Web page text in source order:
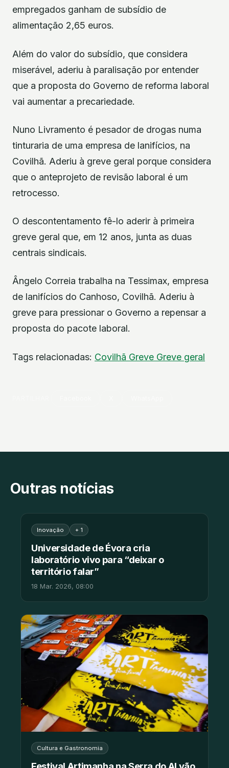
empregados ganham de subsídio de
alimentação 2,65 euros.
Além do valor do subsídio, que considera
miserável, aderiu à paralisação por entender
que a proposta do Governo de reforma laboral
vai aumentar a precariedade.
Nuno Livramento é pesador de drogas numa
tinturaria de uma empresa de lanifícios, na
Covilhã. Aderiu à greve geral porque considera
que o anteprojeto de revisão laboral é um
retrocesso.
O descontentamento fê-lo aderir à primeira
greve geral que, em 12 anos, junta as duas
centrais sindicais.
Ângelo Correia trabalha na Tessimax, empresa
de lanifícios do Canhoso, Covilhã. Aderiu à
greve para pressionar o Governo a repensar a
proposta do pacote laboral.
Tags relacionadas: Covilhã Greve Greve geral
Outras notícias
Inovação + 1
Universidade de Évora cria
laboratório vivo para “deixar o
território falar”
18 Mar. 2026, 08:00
Cultura e Gastronomia
Festival Artimanha na Serra do ALvão